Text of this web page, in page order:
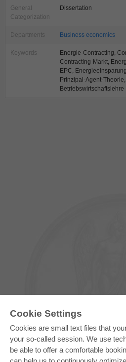
Cookie Settings
Cookies are small text files that
your so-called session. We use
be able to offer a comfortable
General
Categorization
Dissertation
Departments Business economics
Keywords
Energie-Contracting,
Contracting-Markt,
EPC,
Prinzipal-Agent-
Betriebswirtschaftslehre
E-COLLECTION
Department Packages
Pick & Choose
E-Book Delivery
Frequently Asked Questions (FAQ)